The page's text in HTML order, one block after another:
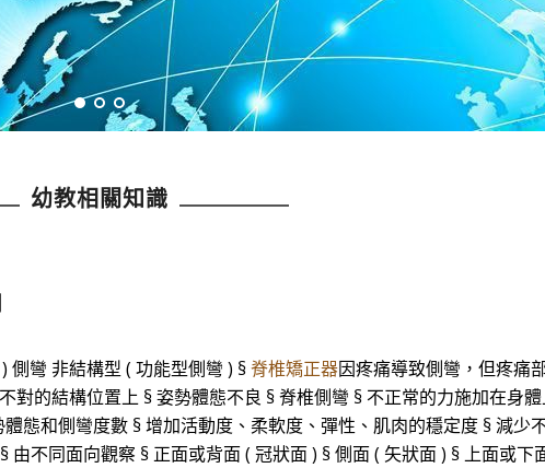
幼教相關知識
側彎 非結構型 ( 功能型側彎 ) §脊椎矯正器因疼痛導致側彎，但疼痛
的結構位置上 § 姿勢體態不良 § 脊椎側彎 § 不正常的力施加在身
態和側彎度數 § 增加活動度、柔軟度、彈性、肌肉的穩定度 § 減少
不同面向觀察 § 正面或背面 ( 冠狀面 ) § 側面 ( 矢狀面 ) § 上面或下